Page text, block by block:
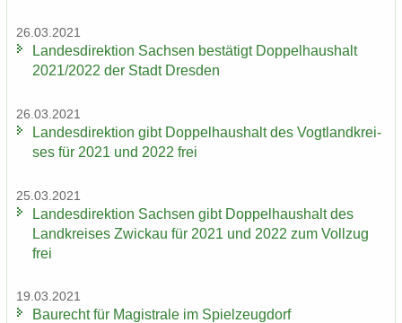
26.03.2021
Lan­des­di­rek­ti­on Sach­sen be­stä­tigt Dop­pel­haus­halt
2021/2022 der Stadt Dres­den
26.03.2021
Lan­des­di­rek­ti­on gibt Dop­pel­haus­halt des Vogt­land­krei­
ses für 2021 und 2022 frei
25.03.2021
Lan­des­di­rek­ti­on Sach­sen gibt Dop­pel­haus­halt des
Land­krei­ses Zwi­ckau für 2021 und 2022 zum Voll­zug
frei
19.03.2021
Bau­recht für Ma­gis­tra­le im Spiel­zeug­dorf